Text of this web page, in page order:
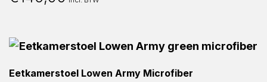
Eetkamerstoel Lowen Army Microfiber